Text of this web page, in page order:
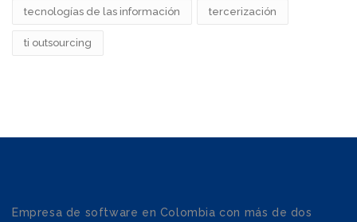
tecnologías de las información tercerización
ti outsourcing
Empresa de software en Colombia con más de dos